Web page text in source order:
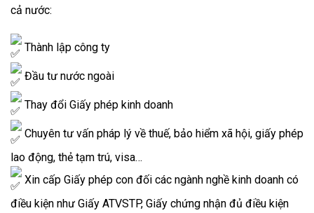
cả nước:
Thành lập công ty
Đầu tư nước ngoài
Thay đổi Giấy phép kinh doanh
Chuyên tư vấn pháp lý về thuế, bảo hiểm xã hội, giấy phép
lao động, thẻ tạm trú, visa…
Xin cấp Giấy phép con đối các ngành nghề kinh doanh có
điều kiện như Giấy ATVSTP, Giấy chứng nhận đủ điều kiện